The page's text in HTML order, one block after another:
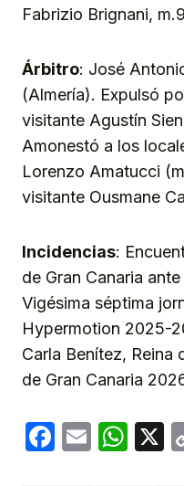
Fabrizio Brignani,
Árbitro: José
(Almería). Expulsó
visitante Agustín
Amonestó a los
Lorenzo Amatucci
visitante Ousmane
Incidencias:
de Gran Canaria
Vigésima séptima
Hypermotion 2025-
Carla Benítez, Reina
de Gran Canaria
Email X